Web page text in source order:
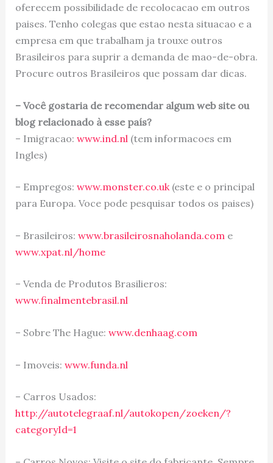
oferecem possibilidade de recolocacao em outros
paises. Tenho colegas que estao nesta situacao e a
empresa em que trabalham ja trouxe outros
Brasileiros para suprir a demanda de mao-de-obra.
Procure outros Brasileiros que possam dar dicas.
– Você gostaria de recomendar algum web site ou
blog relacionado à esse país?
– Imigracao: www.ind.nl (tem informacoes em
Ingles)
– Empregos: www.monster.co.uk(este e o principal
para Europa. Voce pode pesquisar todos os paises)
– Brasileiros: www.brasileirosnaholanda.com e
www.xpat.nl/home
– Venda de Produtos Brasilieros:
www.finalmentebrasil.nl
– Sobre The Hague: www.denhaag.com
– Imoveis: www.funda.nl
– Carros Usados:
http://autotelegraaf.nl/autokopen/zoeken/?
categoryId=1